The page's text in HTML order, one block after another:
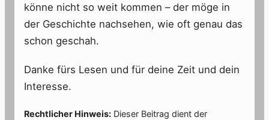
könne nicht so weit kommen – der möge in
der Geschichte nachsehen, wie oft genau das
schon geschah.
Danke fürs Lesen und für deine Zeit und dein
Interesse.
Rechtlicher Hinweis: Dieser Beitrag dient der